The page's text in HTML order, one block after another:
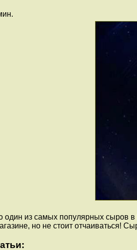
из самых популярных сыров в
но не стоит отчаиваться!